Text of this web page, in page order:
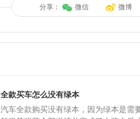
分享： 微信 微博
全款买车怎么没有绿本
汽车全款购买没有绿本，因为绿本是需